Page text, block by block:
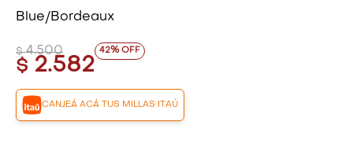
Blue/Bordeaux
$ 2.582
$ 4.500 42
CANJEÁ ACÁ TUS MILLAS ITAÚ